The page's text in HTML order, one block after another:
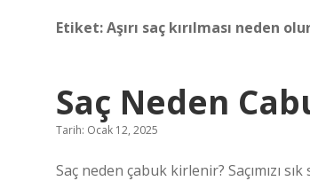
Etiket:Aşırı saç kırılması neden
Saç Neden
Tarih: Ocak 12, 2025
Saç neden çabuk kirlenir? Saçımızı